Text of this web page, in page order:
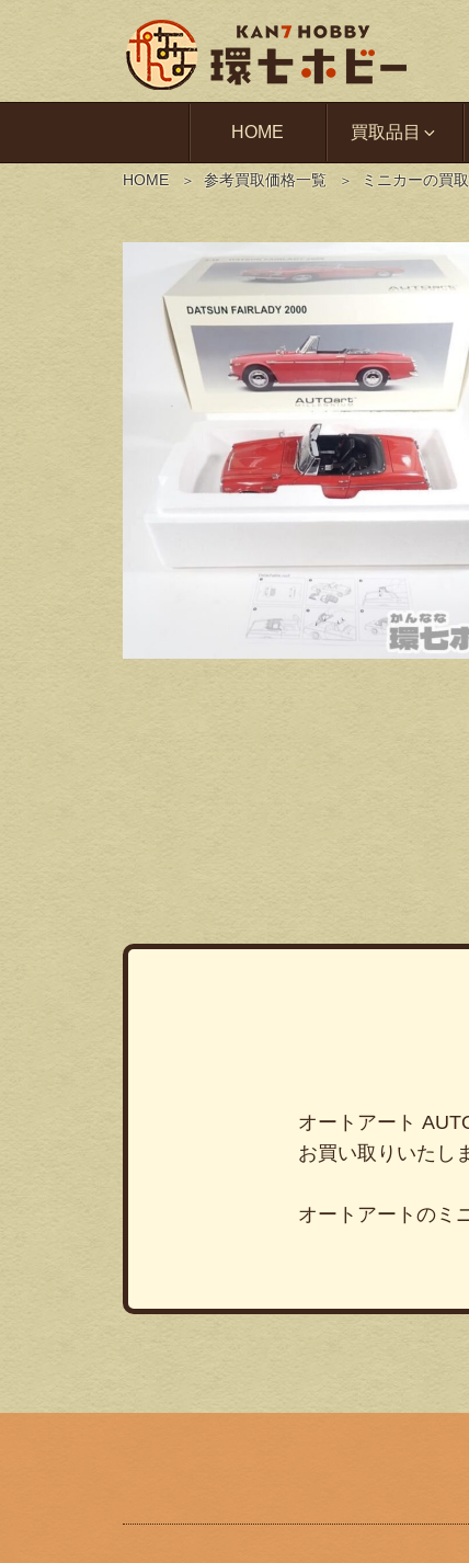
HOME 買取品目
HOME 参考買取価格一覧 ミニカーの買
オートアート
お買い取りいたし
オートアートのミ